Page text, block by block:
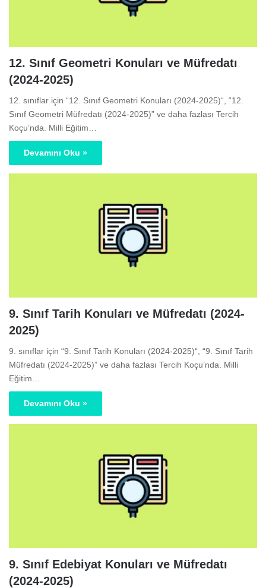
12. Sınıf Geometri Konuları ve Müfredatı
(2024-2025)
12. sınıflar için “12. Sınıf Geometri Konuları (2024-2025)“, “12.
Sınıf Geometri Müfredatı (2024-2025)” ve daha fazlası Tercih
Koçu’nda. Milli Eğitim…
Devamını Oku »
9. Sınıf Tarih Konuları ve Müfredatı (2024-
2025)
9. sınıflar için “9. Sınıf Tarih Konuları (2024-2025)“, “9. Sınıf Tarih
Müfredatı (2024-2025)” ve daha fazlası Tercih Koçu’nda. Milli
Eğitim…
Devamını Oku »
9. Sınıf Edebiyat Konuları ve Müfredatı
(2024-2025)